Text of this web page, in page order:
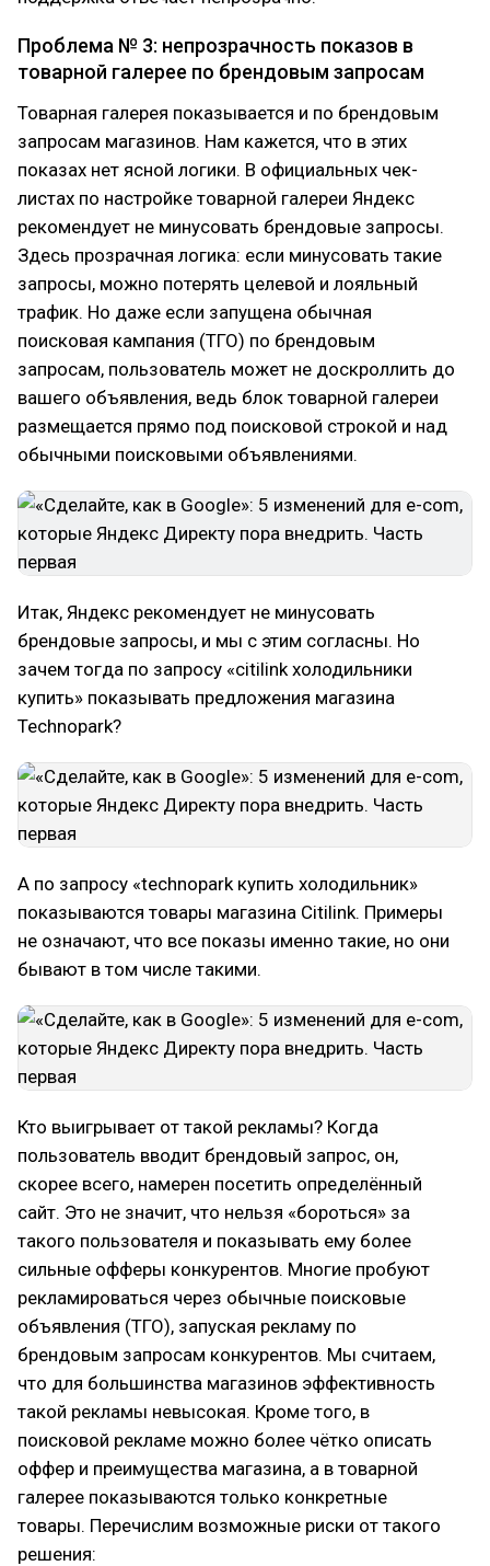
Проблема № 3: непрозрачность показов в
товарной галерее по брендовым запросам
Товарная галерея показывается и по брендовым
запросам магазинов. Нам кажется, что в этих
показах нет ясной логики. В официальных чек-
листах по настройке товарной галереи Яндекс
рекомендует не минусовать брендовые запросы.
Здесь прозрачная логика: если минусовать такие
запросы, можно потерять целевой и лояльный
трафик. Но даже если запущена обычная
поисковая кампания (ТГО) по брендовым
запросам, пользователь может не доскроллить до
вашего объявления, ведь блок товарной галереи
размещается прямо под поисковой строкой и над
обычными поисковыми объявлениями.
Итак, Яндекс рекомендует не минусовать
брендовые запросы, и мы с этим согласны. Но
зачем тогда по запросу «citilink холодильники
купить» показывать предложения магазина
Technopark?
А по запросу «technopark купить холодильник»
показываются товары магазина Citilink. Примеры
не означают, что все показы именно такие, но они
бывают в том числе такими.
Кто выигрывает от такой рекламы? Когда
пользователь вводит брендовый запрос, он,
скорее всего, намерен посетить определённый
сайт. Это не значит, что нельзя «бороться» за
такого пользователя и показывать ему более
сильные офферы конкурентов. Многие пробуют
рекламироваться через обычные поисковые
объявления (ТГО), запуская рекламу по
брендовым запросам конкурентов. Мы считаем,
что для большинства магазинов эффективность
такой рекламы невысокая. Кроме того, в
поисковой рекламе можно более чётко описать
оффер и преимущества магазина, а в товарной
галерее показываются только конкретные
товары. Перечислим возможные риски от такого
решения: